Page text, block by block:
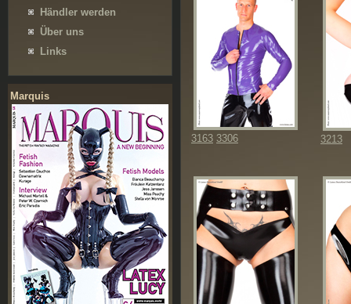
Händler werden
Über uns
Links
Marquis
3163 3306 3213